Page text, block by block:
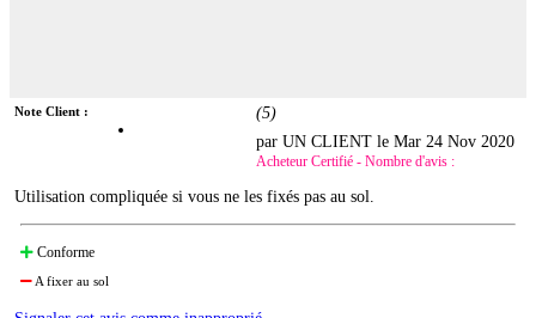
Note Client : (5)
par UN CLIENT leMar 24 Nov 2020
Acheteur Certifié - Nombre d'avis :
Utilisation compliquée si vous ne les fixés pas au sol.
Conforme
A fixer au sol